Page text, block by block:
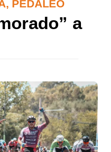
, PEDALEO
a